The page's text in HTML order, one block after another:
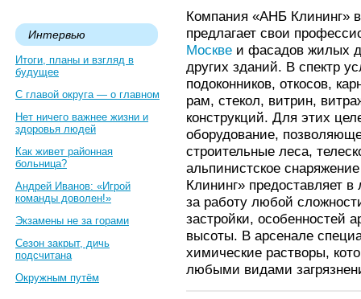
Интервью
Итоги, планы и взгляд в
будущее
С главой округа — о главном
Нет ничего важнее жизни и
здоровья людей
Как живет районная
больница?
Андрей Иванов: «Игрой
команды доволен!»
Экзамены не за горами
Сезон закрыт, дичь
подсчитана
Окружным путём
Компания «АНБ Клининг»
предлагает свои
Москве и фасадов жилых
других зданий. В спектр
подоконников, откосов,
рам, стекол, витрин,
конструкций. Для этих
оборудование,
строительные леса,
альпинистское
Клининг» предоставляет
за работу любой
застройки, особенностей
высоты. В арсенале
химические растворы,
любыми видами